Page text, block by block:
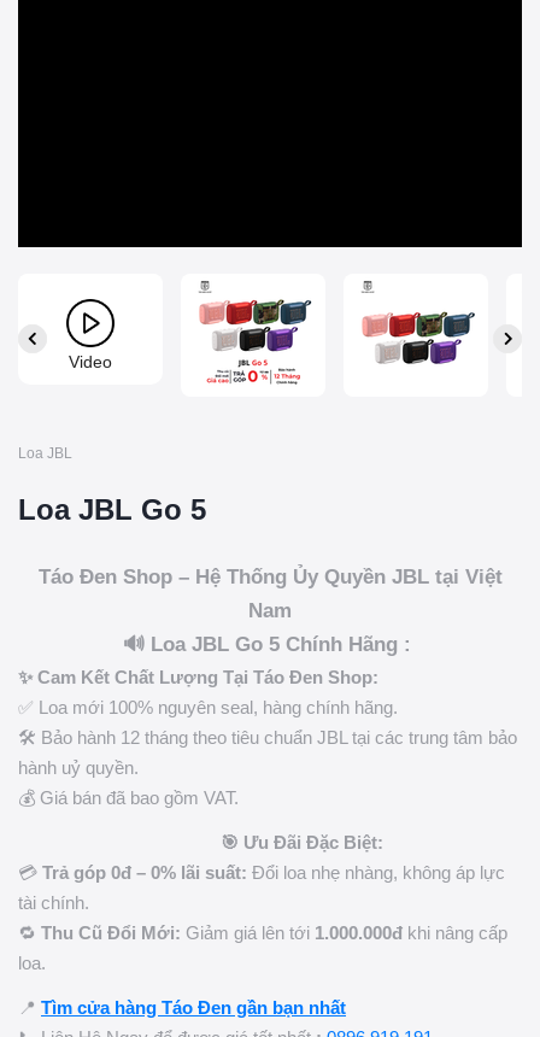
Video
Loa JBL
Loa JBL Go 5
Táo Đen Shop – Hệ Thống Ủy Quyền JBL tại Việt
Nam
🔊 Loa JBL Go 5 Chính Hãng :
✨ Cam Kết Chất Lượng Tại Táo Đen Shop:
✅ Loa mới 100% nguyên seal, hàng chính hãng.
🛠️ Bảo hành 12 tháng theo tiêu chuẩn JBL tại các trung tâm bảo
hành uỷ quyền.
💰 Giá bán đã bao gồm VAT.
🎯 Ưu Đãi Đặc Biệt:
💳 Trả góp 0đ – 0% lãi suất: Đổi loa nhẹ nhàng, không áp lực
tài chính.
🔁 Thu Cũ Đổi Mới: Giảm giá lên tới 1.000.000đ khi nâng cấp
loa.
📍 Tìm cửa hàng Táo Đen gần bạn nhất